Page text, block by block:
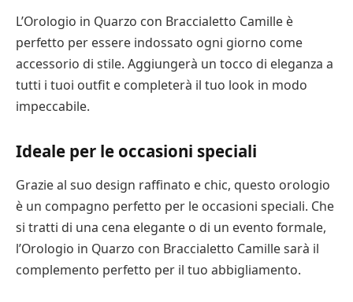
L’Orologio in Quarzo con Braccialetto Camille è
perfetto per essere indossato ogni giorno come
accessorio di stile. Aggiungerà un tocco di eleganza a
tutti i tuoi outfit e completerà il tuo look in modo
impeccabile.
Ideale per le occasioni speciali
Grazie al suo design raffinato e chic, questo orologio
è un compagno perfetto per le occasioni speciali. Che
si tratti di una cena elegante o di un evento formale,
l’Orologio in Quarzo con Braccialetto Camille sarà il
complemento perfetto per il tuo abbigliamento.